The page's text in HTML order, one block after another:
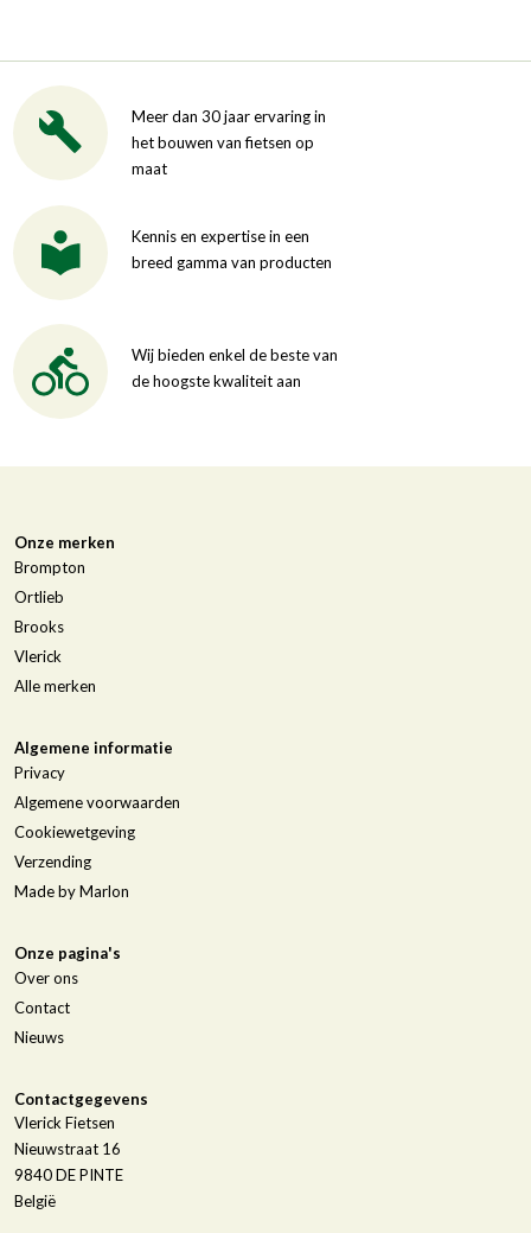
Meer dan 30 jaar ervaring in
het bouwen van fietsen op
maat
Kennis en expertise in een
breed gamma van producten
Wij bieden enkel de beste van
de hoogste kwaliteit aan
Onze merken
Brompton
Ortlieb
Brooks
Vlerick
Alle merken
Algemene informatie
Privacy
Algemene voorwaarden
Cookiewetgeving
Verzending
Made by Marlon
Onze pagina's
Over ons
Contact
Nieuws
Contactgegevens
Vlerick Fietsen
Nieuwstraat 16
9840DE PINTE
België